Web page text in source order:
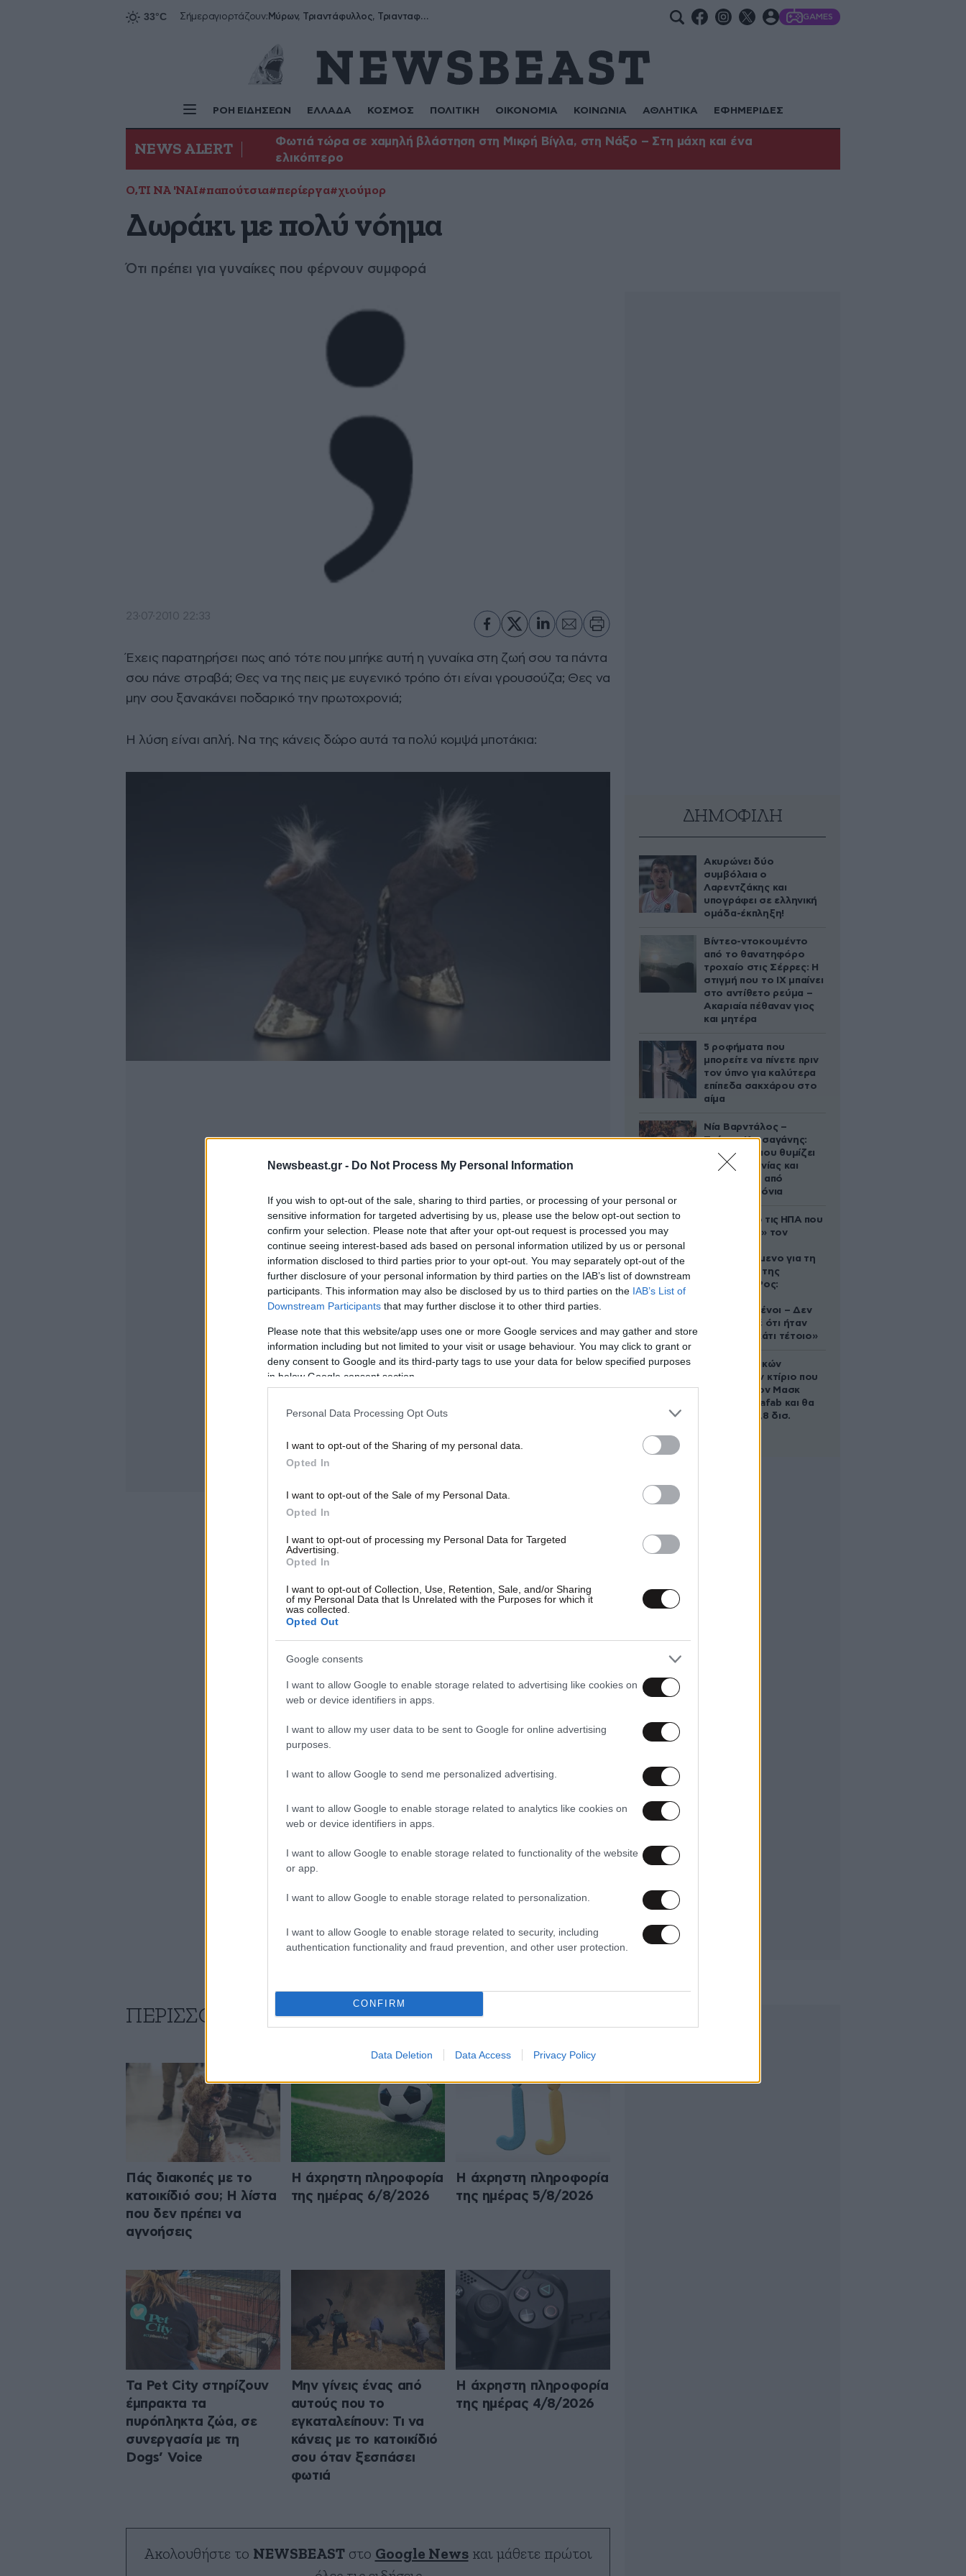
Newsbeast.gr - Do Not Process My Personal Information
If you wish to opt-out of the sale, sharing to third parties, or processing of your personal or
sensitive information for targeted advertising by us, please use the below opt-out section to
confirm your selection. Please note that after your opt-out request is processed you may
continue seeing interest-based ads based on personal information utilized by us or personal
information disclosed to third parties prior to your opt-out. You may separately opt-out of the
further disclosure of your personal information by third parties on the IAB’s list of downstream
participants. This information may also be disclosed by us to third parties on the IAB’s List of
Downstream Participants that may further disclose it to other third parties.
Please note that this website/app uses one or more Google services and may gather and store
information including but not limited to your visit or usage behaviour. You may click to grant or
deny consent to Google and its third-party tags to use your data for below specified purposes
in below Google consent section.
Personal Data Processing Opt Outs
I want to opt-out of the Sharing of my personal data.
Opted In
I want to opt-out of the Sale of my Personal Data.
Opted In
I want to opt-out of processing my Personal Data for Targeted
Advertising.
Opted In
I want to opt-out of Collection, Use, Retention, Sale, and/or Sharing
of my Personal Data that Is Unrelated with the Purposes for which it
was collected.
Opted Out
Google consents
I want to allow Google to enable storage related to advertising like cookies on
web or device identifiers in apps.
I want to allow my user data to be sent to Google for online advertising
purposes.
I want to allow Google to send me personalized advertising.
I want to allow Google to enable storage related to analytics like cookies on
web or device identifiers in apps.
I want to allow Google to enable storage related to functionality of the website
or app.
I want to allow Google to enable storage related to personalization.
I want to allow Google to enable storage related to security, including
authentication functionality and fraud prevention, and other user protection.
CONFIRM
Data Deletion Data Access Privacy Policy
Σήμεραγιορτάζουν: Μύρων, Τριαντάφυλλος, Τριανταφυλλιά, Φυλλιώ, Ρόζα GAMES
ΡΟΗ ΕΙΔΗΣΕΩΝ ΕΛΛΑΔΑ ΚΟΣΜΟΣ ΠΟΛΙΤΙΚΗ ΟΙΚΟΝΟΜΙΑ ΚΟΙΝΩΝΙΑ ΑΘΛΗΤΙΚΑ ΕΦΗΜΕΡΙΔΕΣ
NEWS ALERT
Φωτιά τώρα σε χαμηλή βλάστηση στη Μικρή Βίγλα, στη Νάξο – Στη μάχη και ένα
ελικόπτερο
Ο,ΤΙ ΝΑ 'ΝΑΙ#παπούτσια#περίεργα#χιούμορ
Δωράκι με πολύ νόημα
Ότι πρέπει για γυναίκες που φέρνουν συμφορά
23·07·2010 22:33
Έχεις παρατηρήσει πως από τότε που μπήκε αυτή η γυναίκα στη ζωή σου τα πάντα
σου πάνε στραβά; Θες να της πεις με ευγενικό τρόπο ότι είναι γρουσούζα; Θες να
μην σου ξανακάνει ποδαρικό την πρωτοχρονιά;
Η λύση είναι απλή. Να της κάνεις δώρο αυτά τα πολύ κομψά μποτάκια:
ΔΗΜΟΦΙΛΗ
Ακυρώνει δύο
συμβόλαια ο
Λαρεντζάκης και
υπογράφει σε ελληνική
ομάδα-έκπληξη!
Βίντεο-ντοκουμέντο
από το θανατηφόρο
τροχαίο στις Σέρρες: Η
στιγμή που το ΙΧ μπαίνει
στο αντίθετο ρεύμα –
Ακαριαία πέθαναν γιος
και μητέρα
5 ροφήματα που
μπορείτε να πίνετε πριν
τον ύπνο για καλύτερα
επίπεδα σακχάρου στο
αίμα
Νία Βαρντάλος –
Σπύρος Κατσαγάνης:
Μια σχέση που θυμίζει
σενάριο ταινίας και
μετρά πάνω από
τέσσερα χρόνια
Ζευγάρι από τις ΗΠΑ που
«υιοθέτησε» τον
κατηγορούμενο για τη
δολοφονία της
Ελίζαμπεθ Ρος:
συντετριμμένοι – Δεν
έδειξε ποτέ ότι ήταν
ικανός για κάτι τέτοιο»
Το φαραωνικών
διαστάσεων κτίριο που
χτίζει ο Έλον Μασκ
λέγεται Terafab και θα
κοστίσει 16,8 δισ.
ΠΕΡΙΣΣΟΤΕΡΑ ΑΠΟ ΤΟ Ο,ΤΙ ΝΑ 'ΝΑΙ
Πάς διακοπές με το
κατοικίδιό σου; Η λίστα
που δεν πρέπει να
αγνοήσεις
Η άχρηστη πληροφορία
της ημέρας 6/8/2026
Η άχρηστη πληροφορία
της ημέρας 5/8/2026
Τα Pet City στηρίζουν
έμπρακτα τα
πυρόπληκτα ζώα, σε
συνεργασία με τη
Dogs’ Voice
Μην γίνεις ένας από
αυτούς που το
εγκαταλείπουν: Τι να
κάνεις με το κατοικίδιό
σου όταν ξεσπάσει
φωτιά
Η άχρηστη πληροφορία
της ημέρας 4/8/2026
Ακολουθήστε το NEWSBEASTστο Google Newsκαι μάθετε πρώτοι